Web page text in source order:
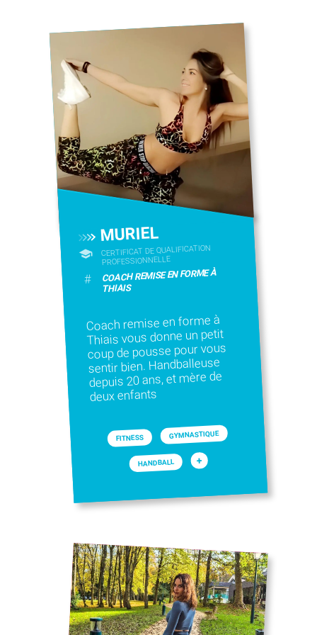
MURIEL
CERTIFICAT DE QUALIFICATION
PROFESSIONNELLE
# COACH REMISE EN FORME À
THIAIS
Coach remise en forme à
Thiais vous donne un petit
coup de pousse pour vous
sentir bien. Handballeuse
depuis 20 ans, et mère de
deux enfants
FITNESS GYMNASTIQUE
HANDBALL +